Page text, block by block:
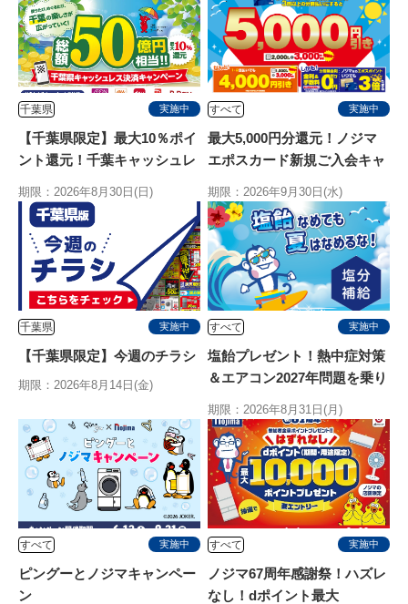
千葉県 実施中
【千葉県限定】最大10％ポイ
ント還元！千葉キャッシュレ
期限：2026年8月30日(日)
すべて 実施中
最大5,000円分還元！ノジマ
エポスカード新規ご入会キャ
期限：2026年9月30日(水)
千葉県 実施中
【千葉県限定】今週のチラシ
期限：2026年8月14日(金)
すべて 実施中
塩飴プレゼント！熱中症対策
＆エアコン2027年問題を乗り
期限：2026年8月31日(月)
すべて 実施中
ピングーとノジマキャンペー
ン
すべて 実施中
ノジマ67周年感謝祭！ハズレ
なし！dポイント最大